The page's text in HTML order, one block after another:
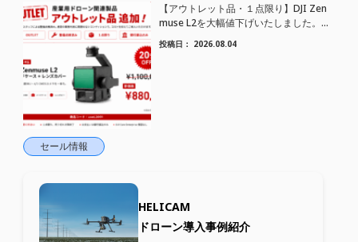
セール情報
【アウトレット品・１点限り】DJI Zen
muse L2を大幅値下げいたしました。｜
HELICAM STORE
投稿日： 2026.08.04
HELICAM
ドローン導入事例紹介